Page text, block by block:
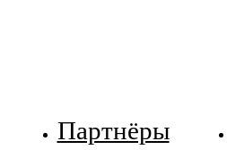
Партнёры